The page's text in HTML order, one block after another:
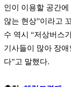
인이 이용할 공간
않는 현상”이라고
수 역시 “저상버스
기사들이 많아 장
다”고 말했다.